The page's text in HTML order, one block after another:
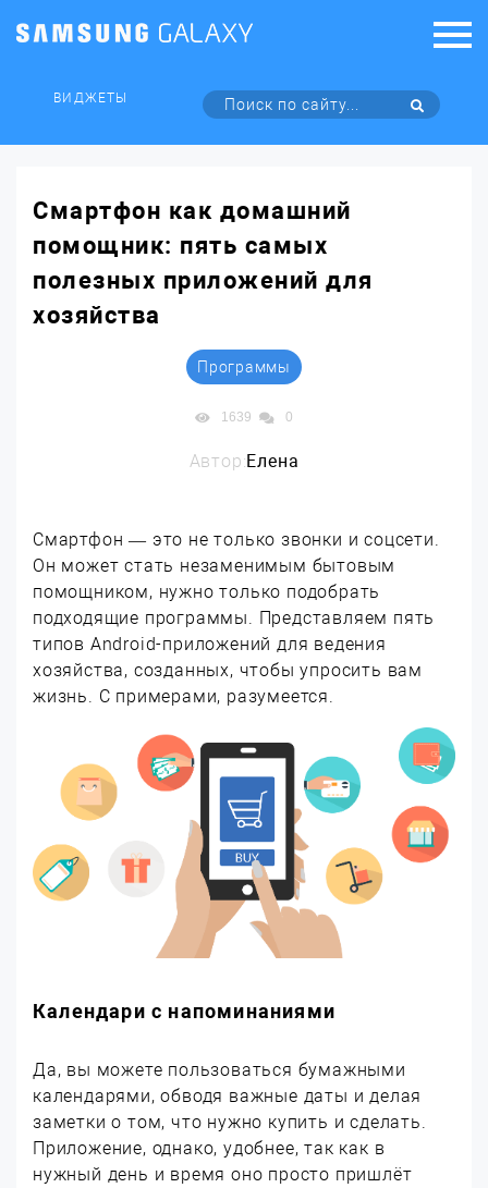
ВИДЖЕТЫ
Смартфон как домашний
помощник: пять самых
полезных приложений для
хозяйства
Программы
1639 0
Автор:Елена
Смартфон — это не только звонки и соцсети.
Он может стать незаменимым бытовым
помощником, нужно только подобрать
подходящие программы. Представляем пять
типов Android-приложений для ведения
хозяйства, созданных, чтобы упросить вам
жизнь. С примерами, разумеется.
Календари с напоминаниями
Да, вы можете пользоваться бумажными
календарями, обводя важные даты и делая
заметки о том, что нужно купить и сделать.
Приложение, однако, удобнее, так как в
нужный день и время оно просто пришлёт